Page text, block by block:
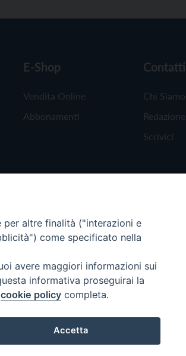
E-Shop
Vendita Online
Abbonamenti
Contatti
Chi Siamo
Redazione
Scrivici
altre finalità ("interazioni e
come specificato nella
avere maggiori informazioni sui
informativa proseguirai la
cookie policy completa.
Accetta